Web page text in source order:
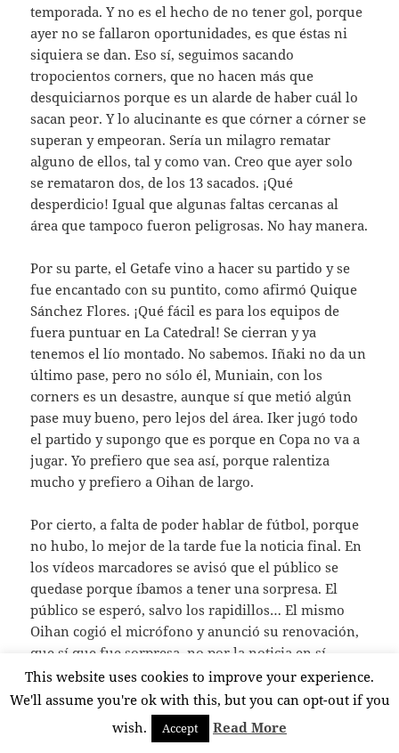
temporada. Y no es el hecho de no tener gol, porque
ayer no se fallaron oportunidades, es que éstas ni
siquiera se dan. Eso sí, seguimos sacando
tropocientos corners, que no hacen más que
desquiciarnos porque es un alarde de haber cuál lo
sacan peor. Y lo alucinante es que córner a córner se
superan y empeoran. Sería un milagro rematar
alguno de ellos, tal y como van. Creo que ayer solo
se remataron dos, de los 13 sacados. ¡Qué
desperdicio! Igual que algunas faltas cercanas al
área que tampoco fueron peligrosas. No hay manera.
Por su parte, el Getafe vino a hacer su partido y se
fue encantado con su puntito, como afirmó Quique
Sánchez Flores. ¡Qué fácil es para los equipos de
fuera puntuar en La Catedral! Se cierran y ya
tenemos el lío montado. No sabemos. Iñaki no da un
último pase, pero no sólo él, Muniain, con los
corners es un desastre, aunque sí que metió algún
pase muy bueno, pero lejos del área. Iker jugó todo
el partido y supongo que es porque en Copa no va a
jugar. Yo prefiero que sea así, porque ralentiza
mucho y prefiero a Oihan de largo.
Por cierto, a falta de poder hablar de fútbol, porque
no hubo, lo mejor de la tarde fue la noticia final. En
los vídeos marcadores se avisó que el público se
quedase porque íbamos a tener una sorpresa. El
público se esperó, salvo los rapidillos… El mismo
Oihan cogió el micrófono y anunció su renovación,
que sí que fue sorpresa, no por la noticia en sí,
porque en la previa al partido, a la que asistí, en la
radio con Kevin Doyle, Javier Beltrán ya dijo que el
fichaje estaba súper avanzado, y que sólo quedaban
unos flecos. Por ello, al pasarle el micrófono a
This website uses cookies to improve your experience.
We'll assume you're ok with this, but you can opt-out if you
wish.
Accept Read More